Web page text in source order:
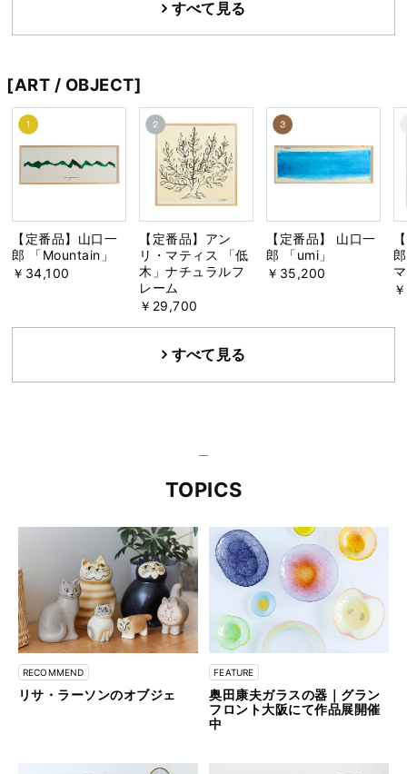
すべて見る
[ART / OBJECT]
【定番品】山口一
郎 「Mountain」
￥34,100
【定番品】アン
リ・マティス 「低
木」ナチュラルフ
レーム
￥29,700
【定番品】 山口一
郎 「umi」
￥35,200
すべて見る
TOPICS
RECOMMEND
リサ・ラーソンのオブジェ
FEATURE
奥田康夫ガラスの器｜グラン
フロント大阪にて作品展開催
中